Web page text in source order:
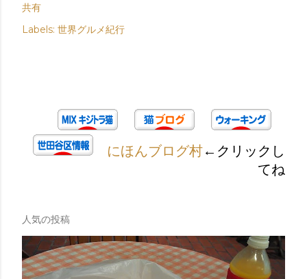
共有
Labels: 世界グルメ紀行
にほんブログ村←クリックし
てね
人気の投稿